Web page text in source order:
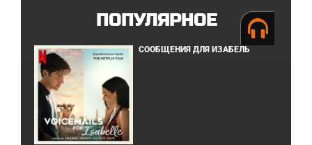
ПОПУЛЯРНОЕ
СООБЩЕНИЯ ДЛЯ ИЗАБЕЛЬ